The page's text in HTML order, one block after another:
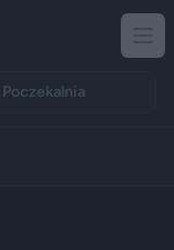
Poczekalnia